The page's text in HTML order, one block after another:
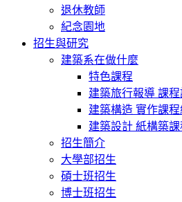
退休教師
紀念園地
招生與研究
建築系在做什麼
特色課程
建築旅行報導 課程
建築構造 實作課程
建築設計 紙構築課
招生簡介
大學部招生
碩士班招生
博士班招生